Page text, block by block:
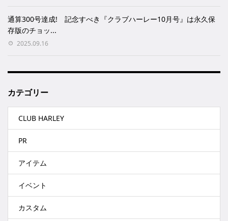
通算300号達成! 記念すべき『クラブハーレー10月号』は永久保
存版のチョッ...
2025.09.16
カテゴリー
CLUB HARLEY
PR
アイテム
イベント
カスタム